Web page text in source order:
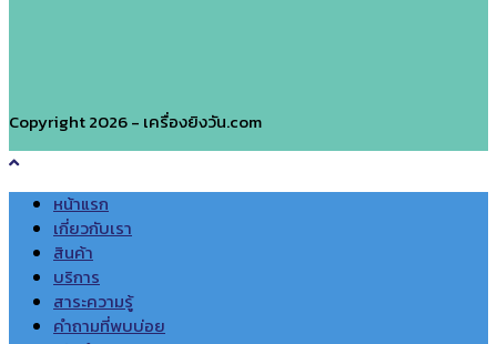
Copyright 2026 - เครื่องยิงวัน.com
หน้าแรก
เกี่ยวกับเรา
สินค้า
บริการ
สาระความรู้
คำถามที่พบบ่อย